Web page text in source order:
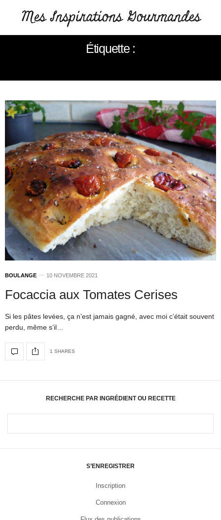
Étiquette :
BOULANGE 10 NOVEMBRE 2021
Focaccia aux Tomates Cerises
Si les pâtes levées, ça n’est jamais gagné, avec moi c’était souvent
perdu, même s’il…
1 SHARES
RECHERCHE PAR INGRÉDIENT OU RECETTE
S’ENREGISTRER
Inscription
Connexion